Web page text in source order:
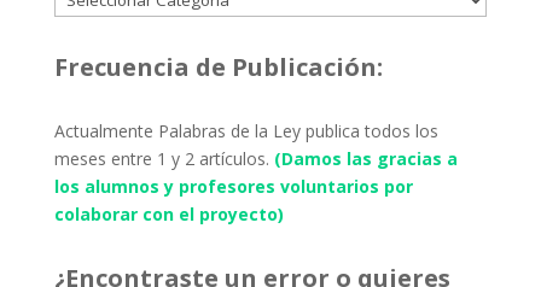
Frecuencia de Publicación:
Actualmente Palabras de la Ley publica todos los
meses entre 1 y 2 artículos. (Damos las gracias a
los alumnos y profesores voluntarios por
colaborar con el proyecto)
¿Encontraste un error o quieres